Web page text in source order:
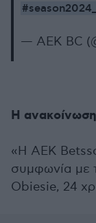
— AEK BC
Η
«Η ΑΕΚ
συμφωνία με
Obiesie, 24